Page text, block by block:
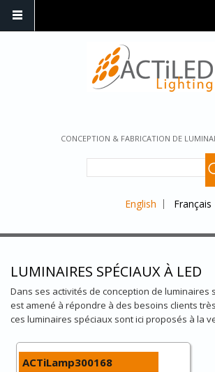
CONCEPTION & FABRICATION DE
English Français
LUMINAIRES SPÉCIAUX À LED
Dans ses activités de conception de luminaires
est amené à répondre à des besoins clients
ces luminaires spéciaux sont ici proposés à la
ACTiLamp300168